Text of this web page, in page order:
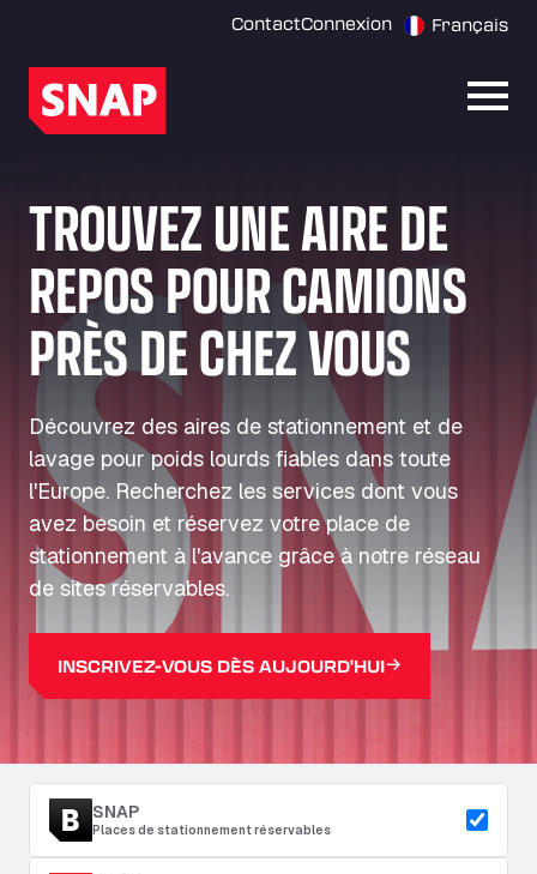
ContactConnexion Français
TROUVEZ UNE AIRE DE
REPOS POUR CAMIONS
PRÈS DE CHEZ VOUS
Découvrez des aires de stationnement et de
lavage pour poids lourds fiables dans toute
l'Europe. Recherchez les services dont vous
avez besoin et réservez votre place de
stationnement à l'avance grâce à notre réseau
de sites réservables.
INSCRIVEZ-VOUS DÈS AUJOURD'HUI
SNAP
Places de stationnement réservables